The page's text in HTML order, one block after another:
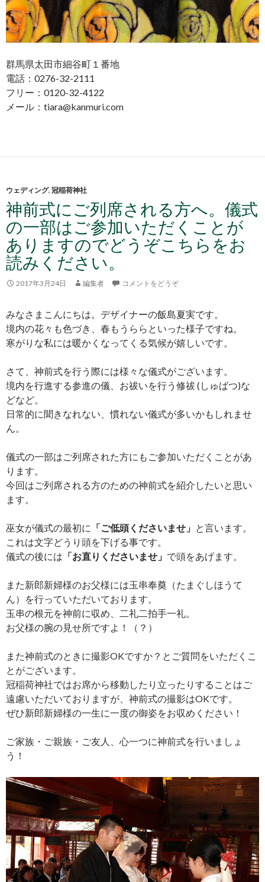
群馬県太田市細谷町１番地
電話：0276-32-2111
フリー：0120-32-4122
メール：tiara@kanmuri.com
ウェディング, 冠稲荷神社
神前式にご列席される方へ。儀式
の一部はご参加いただくことが
ありますのでどうぞこちらをお
読みください。
2017年3月24日 編集者 コメントをどうぞ
みなさまこんにちは。デザイナーの飯島夏実です。
境内の花々も色づき、春もうららといった様子ですね。
寒がりな私には暖かくなってくる気候が嬉しいです。
さて、神前式を行う際には様々な儀式がございます。
境内を行進する参進の儀、お祓いを行う修祓 (しゅばつ)な
どなど。
日常的に聞きなれない、慣れない儀式が多いかもしれませ
ん。
儀式の一部はご列席された方にもご参加いただくことがあ
ります。
今回はご列席される方のための神前式を紹介したいと思い
ます。
巫女が儀式の最初に 「ご低頭くださいませ」 と言います。
これは文字どうり頭を下げる事です。
儀式の後には 「お直りくださいませ」 で頭をあげます。
また新郎新婦様のお父様には玉串奉奠（たまぐしほうて
ん）を行っていただいております。
玉串の根元を神前に収め、二礼二拍手一礼。
お父様の腕の見せ所ですよ！（？）
また神前式のときに撮影OKですか？とご質問をいただくこ
とがございます。
冠稲荷神社ではお席から移動したり立ったりすることはご
遠慮いただいておりますが、神前式の撮影はOKです。
ぜひ新郎新婦様の一生に一度の御姿をお収めください！
ご家族・ご親族・ご友人、心一つに神前式を行いましょ
う！